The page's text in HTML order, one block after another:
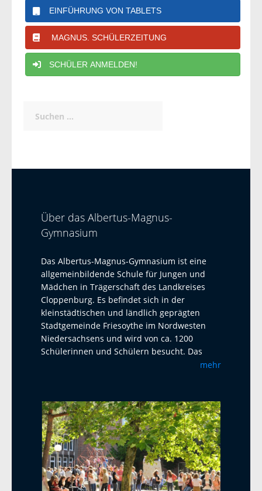
EINFÜHRUNG VON TABLETS
MAGNUS. SCHÜLERZEITUNG
SCHÜLER ANMELDEN!
nach:
Über das Albertus-Magnus-
Gymnasium
Das Albertus-Magnus-Gymnasium ist eine
allgemeinbildende Schule für Jungen und
Mädchen in Trägerschaft des Landkreises
Cloppenburg. Es befindet sich in der
kleinstädtischen und ländlich geprägten
Stadtgemeinde Friesoythe im Nordwesten
Niedersachsens und wird von ca. 1200
Schülerinnen und Schülern besucht. Das
Albertus-Magnus-Gymnasium ist eine offene
La Réunion. Seit 2023 haben wir einen
Austausch mit dem Harens Lyceum bei
Groningen/NL, der jährlich mit einem Besuch
und einem Gegenbesuch stattfindet. Als
zweite Fremdsprache bietet das AMG
Französisch und Latein an. Ab Klasse 5 wird
ein Musikprofil mit Chor- und Bläserklassen
mehr